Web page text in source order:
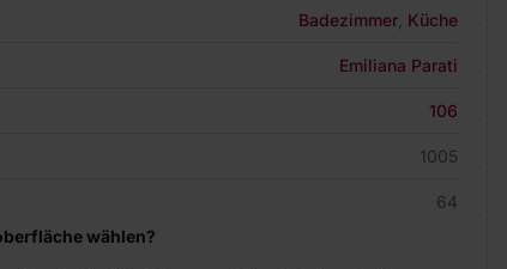
Badezimmer Küche
Emiliana Parati
106
1005
64
wählen?